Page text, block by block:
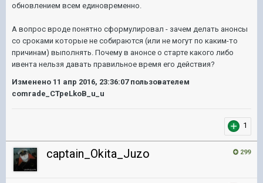
обновлением всем единовременно.
А вопрос вроде понятно сформулировал - зачем делать анонсы
со сроками которые не собираются (или не могут по каким-то
причинам) выполнять. Почему в анонсе о старте какого либо
ивента нельзя давать правильное время его действия?
Изменено 11 апр 2016, 23:36:07пользователем
comrade_CTpeLkoB_u_u
1
299
captain_Okita_Juzo